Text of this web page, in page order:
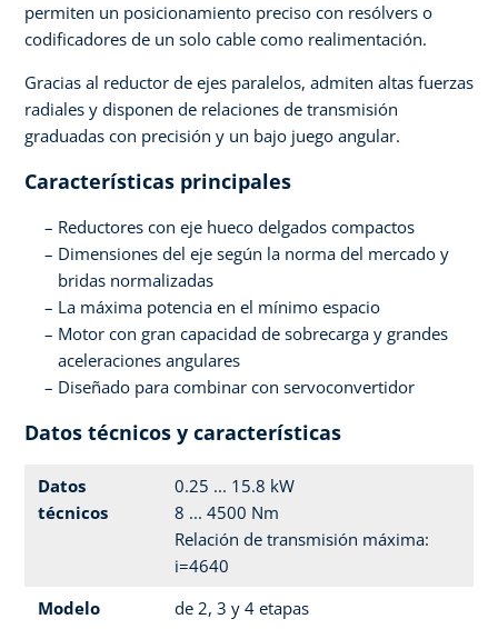
permiten un posicionamiento preciso con resólvers o
codificadores de un solo cable como realimentación.
Gracias al reductor de ejes paralelos, admiten altas fuerzas
radiales y disponen de relaciones de transmisión
graduadas con precisión y un bajo juego angular.
Características principales
Reductores con eje hueco delgados compactos
Dimensiones del eje según la norma del mercado y
bridas normalizadas
La máxima potencia en el mínimo espacio
Motor con gran capacidad de sobrecarga y grandes
aceleraciones angulares
Diseñado para combinar con servoconvertidor
Datos técnicos y características
Datos
técnicos
0.25 ... 15.8 kW
8 ... 4500 Nm
Relación de transmisión máxima:
i=4640
Modelo
de 2, 3 y 4 etapas